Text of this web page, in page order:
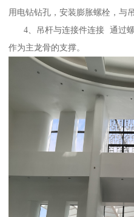
用电钻钻孔，安装膨胀螺栓，与
4、吊杆与连接件连接 通过螺
作为主龙骨的支撑。